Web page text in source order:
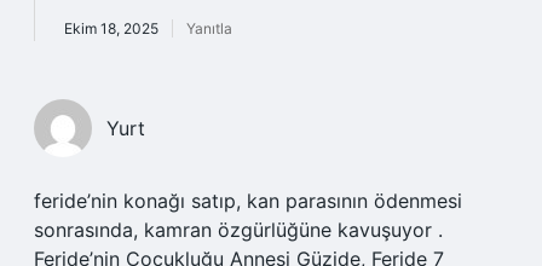
Ekim 18, 2025 Yanıtla
Yurt
feride’nin konağı satıp, kan parasının ödenmesi
sonrasında, kamran özgürlüğüne kavuşuyor .
Feride’nin Çocukluğu Annesi Güzide, Feride 7